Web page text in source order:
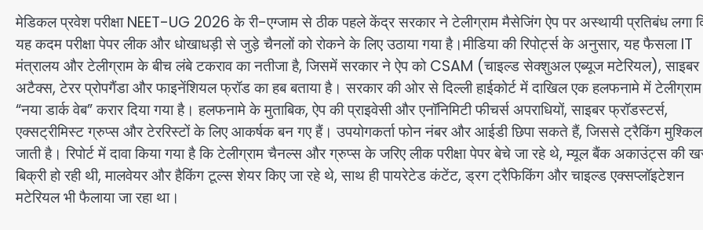
मेडिकल प्रवेश परीक्षा NEET-UG 2026 के री-एग्जाम से ठीक पहले केंद्र सरकार ने टेलीग्राम मैसेजिंग ऐप पर अस्थायी प्रतिबंध लगा
यह कदम परीक्षा पेपर लीक और धोखाधड़ी से जुड़े चैनलों को रोकने के लिए उठाया गया है।मीडिया की रिपोर्ट्स के अनुसार, यह फैसला IT
मंत्रालय और टेलीग्राम के बीच लंबे टकराव का नतीजा है, जिसमें सरकार ने ऐप को CSAM (चाइल्ड सेक्शुअल एब्यूज मटेरियल), साइबर
अटैक्स, टेरर प्रोपगैंडा और फाइनेंशियल फ्रॉड का हब बताया है। सरकार की ओर से दिल्ली हाईकोर्ट में दाखिल एक हलफनामे में
“नया डार्क वेब” करार दिया गया है। हलफनामे के मुताबिक, ऐप की प्राइवेसी और एनॉनिमिटी फीचर्स अपराधियों, साइबर फ्रॉडस्टर्स,
एक्सट्रीमिस्ट ग्रुप्स और टेररिस्टों के लिए आकर्षक बन गए हैं। उपयोगकर्ता फोन नंबर और आईडी छिपा सकते हैं, जिससे ट्रैकिंग मुश्किल
जाती है। रिपोर्ट में दावा किया गया है कि टेलीग्राम चैनल्स और ग्रुप्स के जरिए लीक परीक्षा पेपर बेचे जा रहे थे, म्यूल बैंक अकाउंट्स की
बिक्री हो रही थी, मालवेयर और हैकिंग टूल्स शेयर किए जा रहे थे, साथ ही पायरेटेड कंटेंट, ड्रग ट्रैफिकिंग और चाइल्ड एक्सप्लॉइटेशन
मटेरियल भी फैलाया जा रहा था।